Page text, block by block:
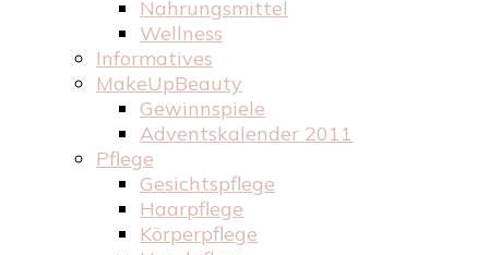
Nahrungsmittel
Wellness
Informatives
MakeUpBeauty
Gewinnspiele
Adventskalender 2011
Pflege
Gesichtspflege
Haarpflege
Körperpflege